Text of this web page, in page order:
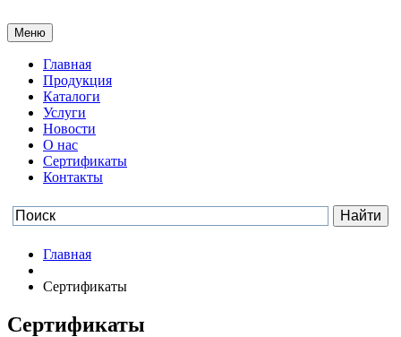
Меню
Главная
Продукция
Каталоги
Услуги
Новости
О нас
Сертификаты
Контакты
Главная
Сертификаты
Сертификаты